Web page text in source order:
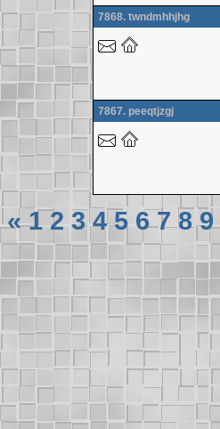
7868. twndmhhjhg
7867. peeqtjzgj
« 1 2 3 4 5 6 7 8 9